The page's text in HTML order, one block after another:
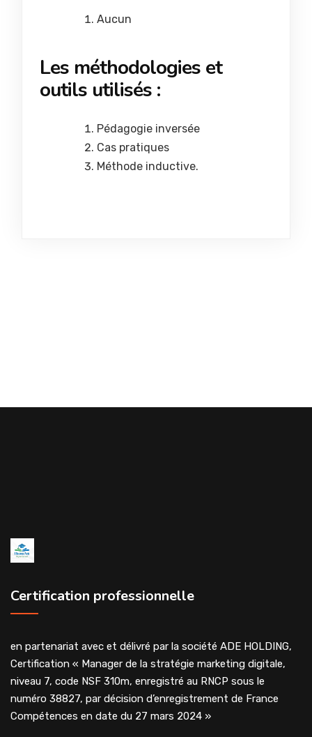
Aucun
Les méthodologies et
outils utilisés :
Pédagogie inversée
Cas pratiques
Méthode inductive.
Certification professionnelle
en partenariat avec et délivré par la société ADE HOLDING,
Certification « Manager de la stratégie marketing digitale,
niveau 7, code NSF 310m, enregistré au RNCP sous le
numéro 38827, par décision d’enregistrement de France
Compétences en date du 27 mars 2024 »